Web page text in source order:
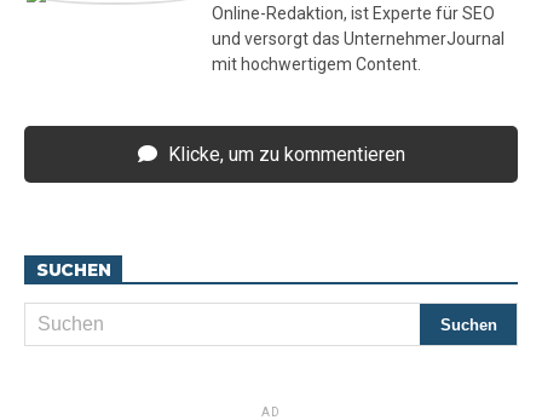
Online-Redaktion, ist Experte für SEO
und versorgt das UnternehmerJournal
mit hochwertigem Content.
Klicke, um zu kommentieren
SUCHEN
AD